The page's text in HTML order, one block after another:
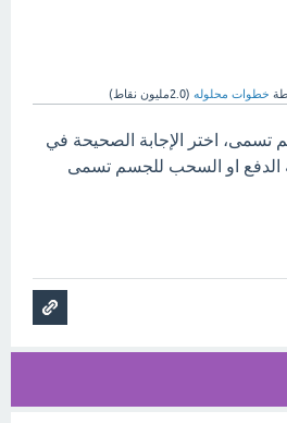
خطوات محلوله (2.0مليون نقاط)
اختر الإجابة الصحيحة في
الدفع او السحب للجسم تسمى